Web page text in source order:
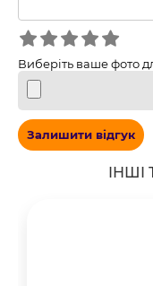
Виберіть ваше фото
Залишити відгук
ІНШІ